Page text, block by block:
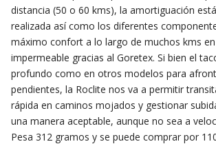
distancia (50 o 60 kms), la amortiguación
realizada así como los diferentes
máximo confort a lo largo de muchos kms
impermeable gracias al Goretex. Si bien el
profundo como en otros modelos para
pendientes, la Roclite nos va a permitir
rápida en caminos mojados y gestionar
una manera aceptable, aunque no sea a
Pesa 312 gramos y se puede comprar por